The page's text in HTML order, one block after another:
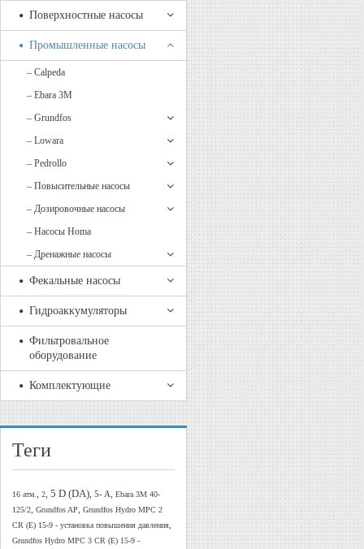
Поверхностные насосы
Промышленные насосы
– Calpeda
– Ebara 3M
– Grundfos
– Lowara
– Pedrollo
– Повысительные насосы
– Дозировочные насосы
– Насосы Homa
– Дренажные насосы
Фекальные насосы
Гидроаккумуляторы
Фильтровальное
оборудование
Комплектующие
Теги
16 атм. , 2, 5 D (DA), 5- A, Ebara 3M 40-
125/2, Grundfos AP, Grundfos Hydro MPC 2
CR (E) 15-9 - установка повышения давления,
Grundfos Hydro MPC 3 CR (E) 15-9 -